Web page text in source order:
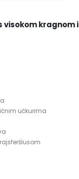
visokom kragnom i
učkurima